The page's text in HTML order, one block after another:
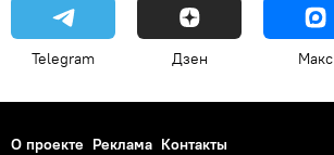
Telegram Дзен Макс
О проекте Реклама Контакты